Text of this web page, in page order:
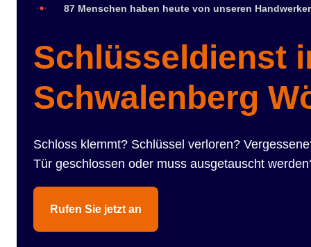
87 Menschen haben heute von unseren
Schlüsseldienst
Schwalenberg
Schloss klemmt? Schlüssel verloren?
Tür geschlossen oder muss ausgetauscht
Rufen Sie jetzt an